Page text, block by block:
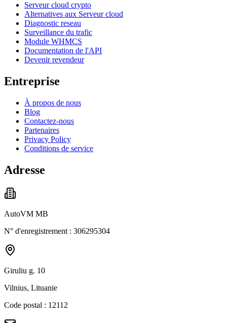
Serveur cloud crypto
Alternatives aux Serveur cloud
Diagnostic reseau
Surveillance du trafic
Module WHMCS
Documentation de l'API
Devenir revendeur
Entreprise
À propos de nous
Blog
Contactez-nous
Partenaires
Privacy Policy
Conditions de service
Adresse
AutoVM MB
N° d'enregistrement : 306295304
Giruliu g. 10
Vilnius, Lituanie
Code postal : 12112